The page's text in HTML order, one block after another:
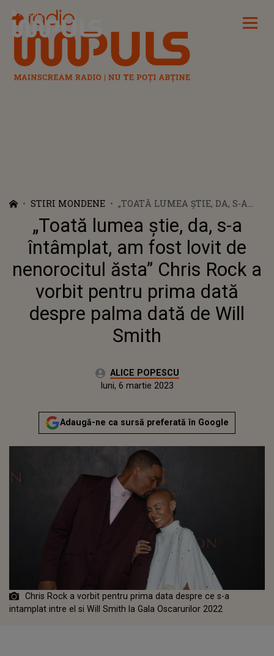
Radio Impuls
STIRI MONDENE
„TOATĂ LUMEA ŞTIE, DA, S-A
ÎNTÂMPLAT, AM FOST LOVIT DE
NENOROCITUL ĂSTA” CHRIS
ROCK A VORBIT PENTRU PRIMA
DATĂ DESPRE PALMA DATĂ DE
WILL SMITH
„Toată lumea ştie, da, s-a
întâmplat, am fost lovit de
nenorocitul ăsta” Chris Rock a
vorbit pentru prima dată
despre palma dată de Will
Smith
Autor:ALICE POPESCU
duminică, 5 martie 2023Actualizat:
luni, 6 martie 2023
Adaugă-ne ca sursă preferată în Google
Chris Rock a vorbit pentru prima data despre ce s-a
intamplat intre el si Will Smith la Gala Oscarurilor 2022